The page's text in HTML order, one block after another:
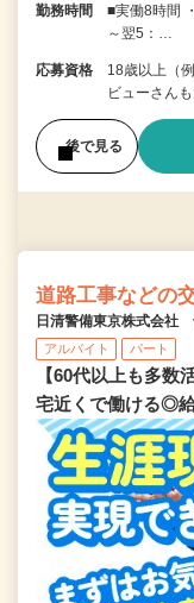
勤務時間
■実働8時間
～翌5：…
応募資格
18歳以上（
ビューさんも
後で見る
道路工事などの
日清警備東京株式会社
アルバイト パート
【60代以上も多数
宅近くで働ける◎